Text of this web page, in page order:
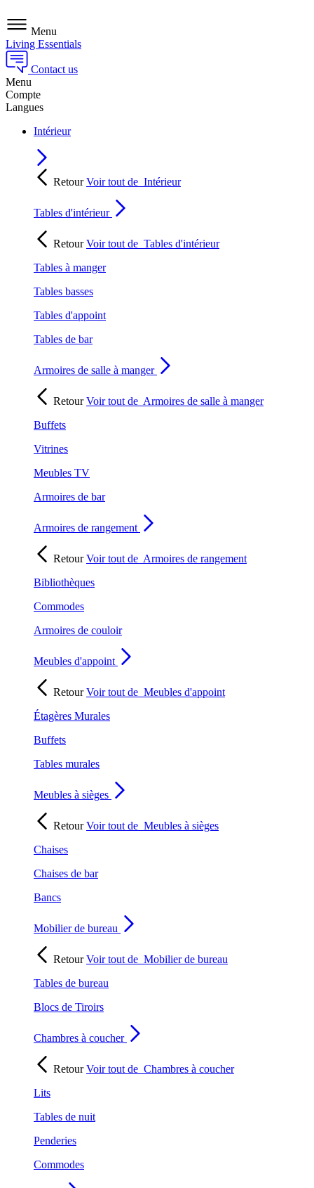
Menu
Living Essentials
Contact us
Menu
Compte
Langues
Intérieur
RetourVoir tout de Intérieur
Tables d'intérieur
RetourVoir tout de Tables d'intérieur
Tables à manger
Tables basses
Tables d'appoint
Tables de bar
Armoires de salle à manger
RetourVoir tout de Armoires de salle à manger
Buffets
Vitrines
Meubles TV
Armoires de bar
Armoires de rangement
RetourVoir tout de Armoires de rangement
Bibliothèques
Commodes
Armoires de couloir
Meubles d'appoint
RetourVoir tout de Meubles d'appoint
Étagères Murales
Buffets
Tables murales
Meubles à sièges
RetourVoir tout de Meubles à sièges
Chaises
Chaises de bar
Bancs
Mobilier de bureau
RetourVoir tout de Mobilier de bureau
Tables de bureau
Blocs de Tiroirs
Chambres à coucher
RetourVoir tout de Chambres à coucher
Lits
Tables de nuit
Penderies
Commodes